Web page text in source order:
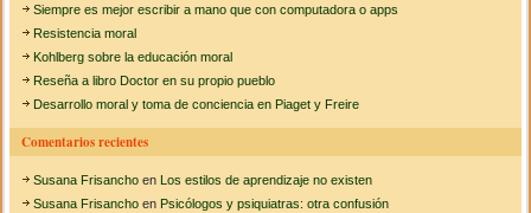
c
a
Siempre es mejor escribir a mano que con computadora o apps
Resistencia moral
Kohlberg sobre la educación moral
Reseña a libro Doctor en su propio pueblo
Desarrollo moral y toma de conciencia en Piaget y Freire
Comentarios recientes
Susana Frisancho enLos estilos de aprendizaje no existen
Susana Frisancho enPsicólogos y psiquiatras: otra confusión